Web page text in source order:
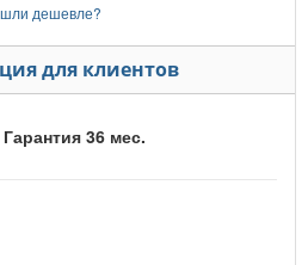
дешевле?
для клиентов
Гарантия 36 мес.